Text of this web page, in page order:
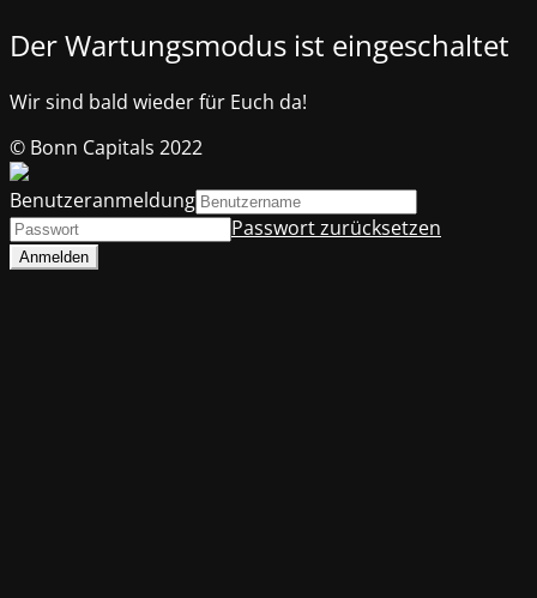
Der Wartungsmodus ist eingeschaltet
Wir sind bald wieder für Euch da!
© Bonn Capitals 2022
Benutzeranmeldung
Passwort zurücksetzen